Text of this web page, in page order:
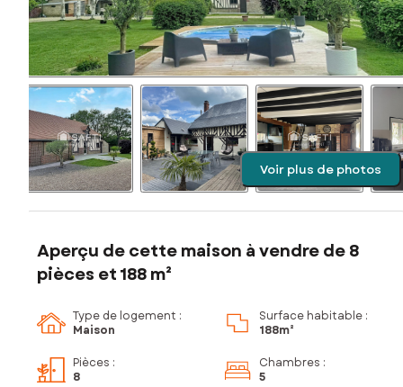
Voir plus de photos
Aperçu de cette maison à vendre de 8
pièces et 188 m²
Type de logement :
Maison
Surface habitable :
188m²
Pièces :
8
Chambres :
5